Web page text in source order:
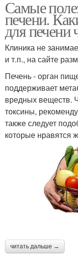
Самые
печени.
для печени
Клиника не
и т.п., на сайте
Печень - орган
поддерживает
вредных веществ.
токсины,
также следует
которые нравятся
читать дальше →